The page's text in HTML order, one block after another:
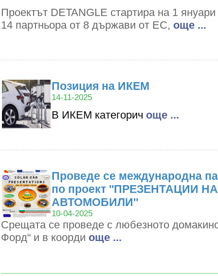
Проектът DETANGLE стартира на 1
14 партньора от 8 държави от ЕС, oще ...
Позиция на ИКЕМ
14-11-2025
В ИКЕМ категорич oще ...
Проведе се международна
по проект ''ПРЕЗЕНТАЦИИ
АВТОМОБИЛИ''
10-04-2025
Срещата се проведе с любезното
Форд“ и в коорди oще ...